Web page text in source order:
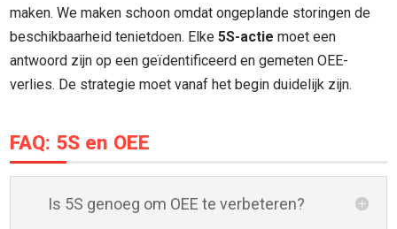
maken. We maken schoon omdat ongeplande storingen de
beschikbaarheid tenietdoen. Elke5S-actie moet een
antwoord zijn op een geïdentificeerd en gemeten OEE-
verlies. De strategie moet vanaf het begin duidelijk zijn.
FAQ: 5S en OEE
Is 5S genoeg om OEE te verbeteren?